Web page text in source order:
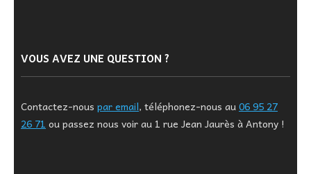
VOUS AVEZ UNE QUESTION ?
Contactez-nous par email, téléphonez-nous au06 95 27
26 71 ou passez nous voir au 1 rue Jean Jaurès à Antony !